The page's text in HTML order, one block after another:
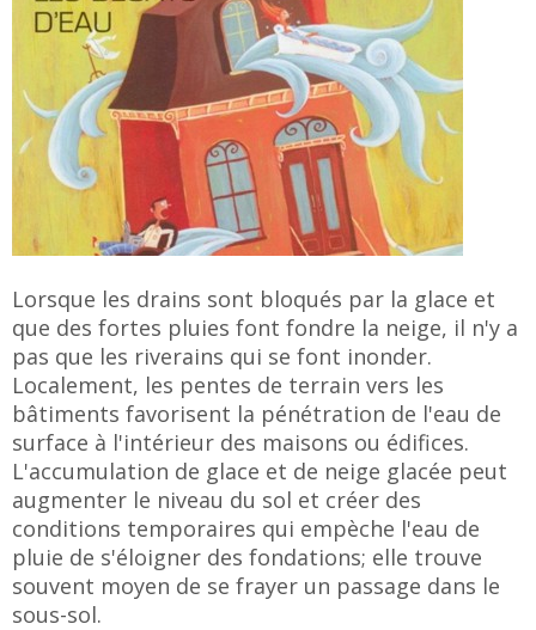
Lorsque les drains sont bloqués par la glace et
que des fortes pluies font fondre la neige, il n'y a
pas que les riverains qui se font inonder.
Localement, les pentes de terrain vers les
bâtiments favorisent la pénétration de l'eau de
surface à l'intérieur des maisons ou édifices.
L'accumulation de glace et de neige glacée peut
augmenter le niveau du sol et créer des
conditions temporaires qui empèche l'eau de
pluie de s'éloigner des fondations; elle trouve
souvent moyen de se frayer un passage dans le
sous-sol.